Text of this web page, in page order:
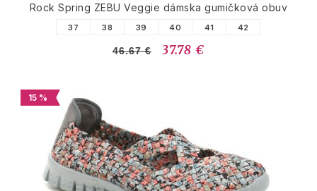
Rock Spring ZEBU Veggie dámska gumičková obuv
37 38 39 40 41 42
46.67 € 37.78 €
15 %